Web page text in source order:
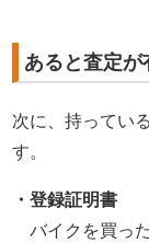
あると査定
次に、持ってい
す。
・登録証明書
バイクを買っ